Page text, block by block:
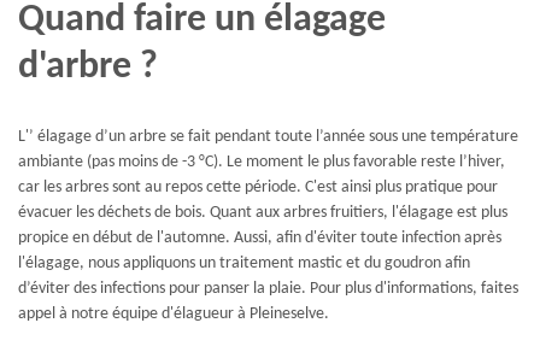
Quand faire un élagage
d'arbre ?
L'’ élagage d’un arbre se fait pendant toute l’année sous une température
ambiante (pas moins de -3 °C). Le moment le plus favorable reste l’hiver,
car les arbres sont au repos cette période. C'est ainsi plus pratique pour
évacuer les déchets de bois. Quant aux arbres fruitiers, l'élagage est plus
propice en début de l'automne. Aussi, afin d'éviter toute infection après
l'élagage, nous appliquons un traitement mastic et du goudron afin
d’éviter des infections pour panser la plaie. Pour plus d'informations, faites
appel à notre équipe d'élagueur à Pleineselve.